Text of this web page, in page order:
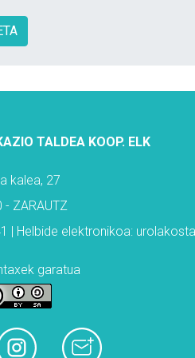
TALDEA KOOP. ELK
kalea, 27
- ZARAUTZ
| Helbide elektronikoa:
garatua